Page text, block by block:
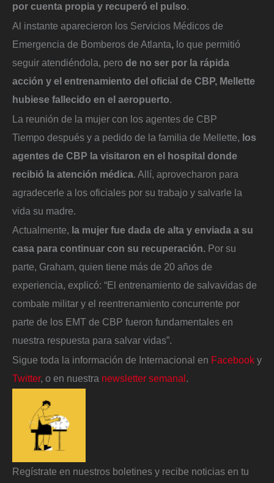
por cuenta propia y recuperó el pulso.
Al instante aparecieron los Servicios Médicos de
Emergencia de Bomberos de Atlanta, lo que permitió
seguir atendiéndola, pero de no ser por la rápida
acción y el entrenamiento del oficial de CBP, Mellette
hubiese fallecido en el aeropuerto.
La reunión de la mujer con los agentes de CBP
Tiempo después y a pedido de la familia de Mellette, los
agentes de CBP la visitaron en el hospital donde
recibió la atención médica. Allí, aprovecharon para
agradecerle a los oficiales por su trabajo y salvarle la
vida su madre.
Actualmente, la mujer fue dada de alta y enviada a su
casa para continuar con su recuperación. Por su
parte, Graham, quien tiene más de 20 años de
experiencia, explicó: “El entrenamiento de salvavidas de
combate militar y el reentrenamiento concurrente por
parte de los EMT de CBP fueron fundamentales en
nuestra respuesta para salvar vidas”.
Sigue toda la información de Internacional en Facebook y
Twitter, o en nuestra newsletter semanal.
Regístrate en nuestros boletines y recibe noticias en tu